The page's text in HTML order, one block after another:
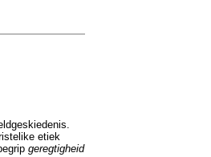
etiek
geregtigheid